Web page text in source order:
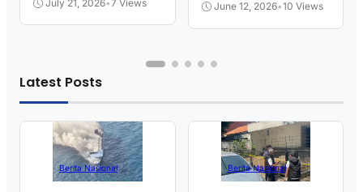
July 21, 2026•7 Views June 12, 2026•10 Views
Latest Posts
Berita Nasional Berita Nasional